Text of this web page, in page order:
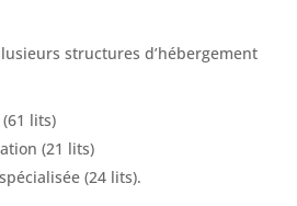
structures d’hébergement
lits)
(21 lits)
(24 lits).